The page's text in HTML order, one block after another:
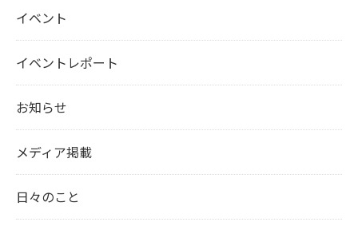
イベント
イベントレポート
お知らせ
メディア掲載
日々のこと